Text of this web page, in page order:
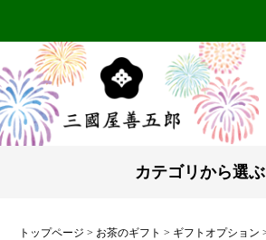
カテゴリから選ぶ
トップページ お茶のギフト ギフトオプション